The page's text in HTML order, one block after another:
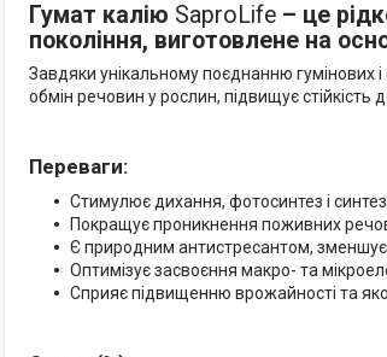
Гумат калію SaproLife – це
покоління, виготовлене на
Завдяки унікальному поєднанню гумінових
обмін речовин у рослин, підвищує стійкість
Переваги:
Стимулює дихання, фотосинтез і синтез
Покращує проникнення поживних
Є природним антистресантом, зменшує
Оптимізує засвоєння макро- та
Сприяє підвищенню врожайності та